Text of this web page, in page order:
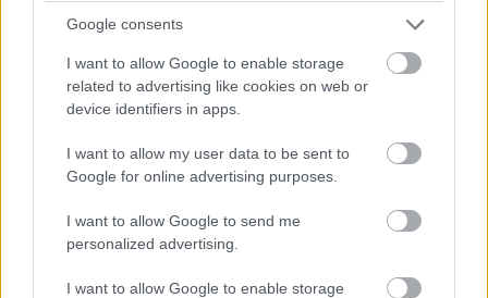
Google consents
I want to allow Google to enable storage
related to advertising like cookies on web or
device identifiers in apps.
I want to allow my user data to be sent to
Google for online advertising purposes.
I want to allow Google to send me
personalized advertising.
I want to allow Google to enable storage
- Allstate Corporation
- AMC Networks
- American Express Company
- Big Heart Petcare
- BlueTriton Brands
- Boston Beer Company
- CA Lottery (Kaliforniai Állami Lottó)